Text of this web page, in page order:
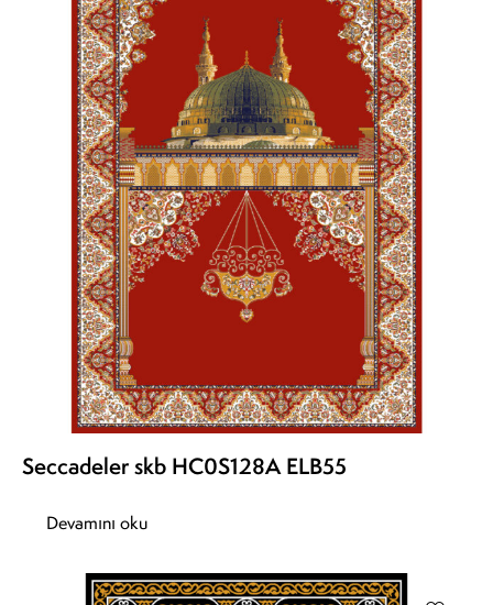
Seccadeler skb HC0S128A ELB55
Devamını oku